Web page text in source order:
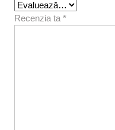
Recenzia ta *